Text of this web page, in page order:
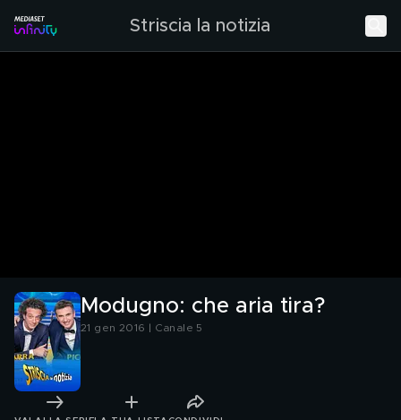
Striscia la notizia
Modugno: che aria tira?
21 gen 2016 | Canale 5